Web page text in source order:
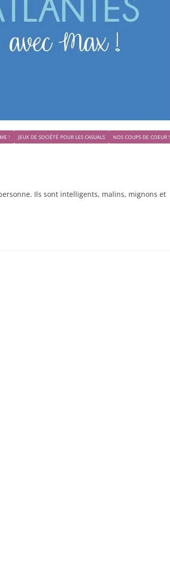
! JEUX DE SOCIÉTÉ POUR LES CASUALS NOS COUPS DE COEUR !
Ils sont intelligents, malins, mignons et